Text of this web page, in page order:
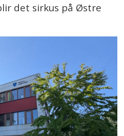
det sirkus på Østre